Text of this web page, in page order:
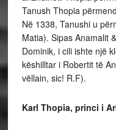
Tanush Thopia
Në 1338, Tanushi u
Matia). Sipas Anamalit
Dominik, i cili ishte një
këshilltar i Robertit të
vëllain, sic! R.F).
Karl Thopia, princi i